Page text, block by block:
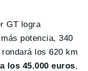
GT logra
potencia, 340
los 620 km
los 45.000 euros,